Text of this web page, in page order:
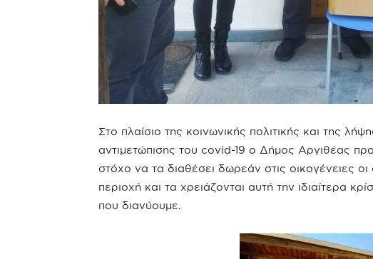
Στο πλαίσιο της κοινωνικής πολιτικής και της
αντιμετώπισης του covid-19 ο Δήμος Αργιθέας
στόχο να τα διαθέσει δωρεάν στις οικογένειες
περιοχή και τα χρειάζονται αυτή την ιδιαίτερα
που διανύουμε.